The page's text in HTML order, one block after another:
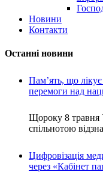
Новини
Контакти
Останні новини
Пам’ять, що лікує
перемоги над
Щороку 8 травня
спільнотою
Цифровізація
через «Кабінет